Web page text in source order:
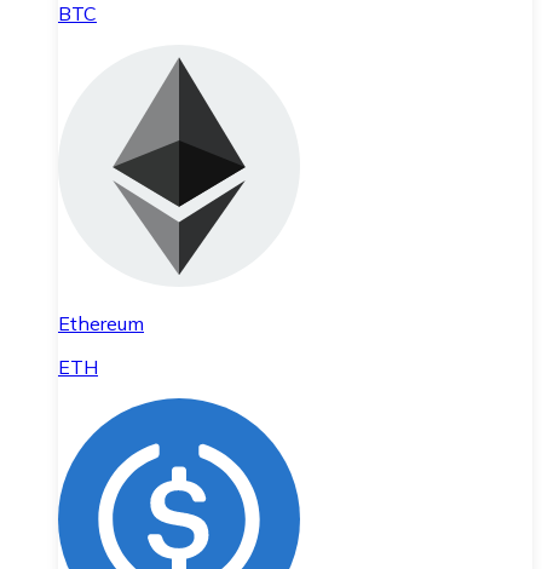
BTC
Ethereum
ETH